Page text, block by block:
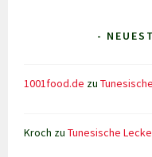
-
1001food.de zu
Kroch zuTunesische